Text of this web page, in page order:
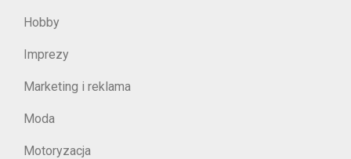
Hobby
Imprezy
Marketing i reklama
Moda
Motoryzacja